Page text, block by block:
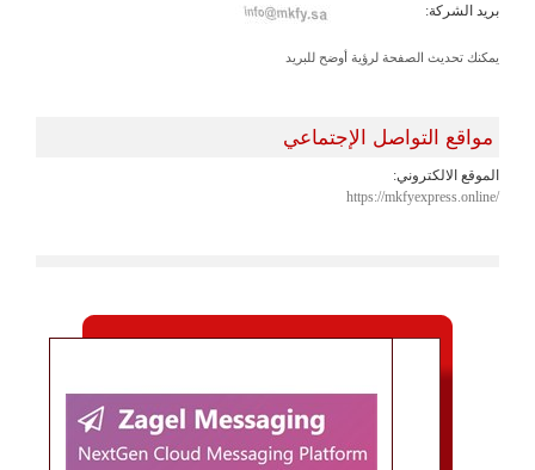
بريد الشركة:
يمكنك تحديث الصفحة لرؤية أوضح للبريد
مواقع التواصل الإجتماعي
الموقع الالكتروني:
https://mkfyexpress.online/